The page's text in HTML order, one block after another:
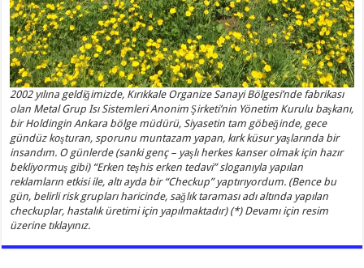
2002 yılına geldiğimizde, Kırıkkale Organize Sanayi Bölgesi’nde fabrikası
olan Metal Grup Isı Sistemleri Anonim Şirketi’nin Yönetim Kurulu başkanı,
bir Holdingin Ankara bölge müdürü, Siyasetin tam göbeğinde, gece
gündüz koşturan, sporunu muntazam yapan, kırk küsur yaşlarında bir
insandım. O günlerde (sanki genç – yaşlı herkes kanser olmak için hazır
bekliyormuş gibi) “Erken teşhis erken tedavi” sloganıyla yapılan
reklamların etkisi ile, altı ayda bir “Checkup” yaptırıyordum. (Bence bu
gün, belirli risk grupları haricinde, sağlık taraması adı altında yapılan
checkuplar, hastalık üretimi için yapılmaktadır) (*) Devamı için resim
üzerine tıklayınız.